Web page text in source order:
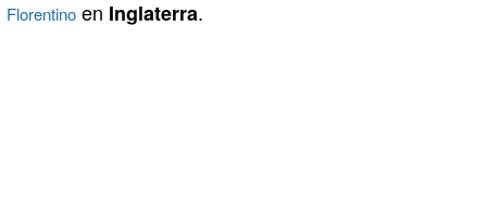
Florentino en Inglaterra.